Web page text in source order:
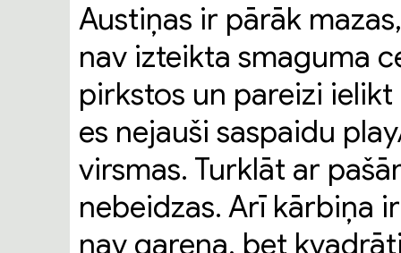
Austiņas ir pārāk
nav izteikta smaguma
pirkstos un pareizi
es nejauši saspaidu
virsmas. Turklāt ar
nebeidzas. Arī kārbiņa
nav garena, bet